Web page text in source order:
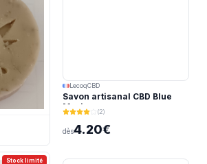
LecoqCBD
Savon artisanal CBD Blue
Meringue
(2)
dès4.20€
Stock limité